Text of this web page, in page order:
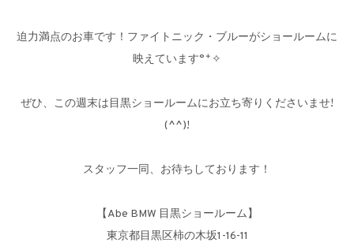
迫力満点のお車です！ファイトニック・ブルーがショールームに
映えています°˖✧
ぜひ、この週末は目黒ショールームにお立ち寄りくださいませ!
(^^)!
スタッフ一同、お待ちしております！
【Abe BMW 目黒ショールーム】
東京都目黒区柿の木坂1-16-11